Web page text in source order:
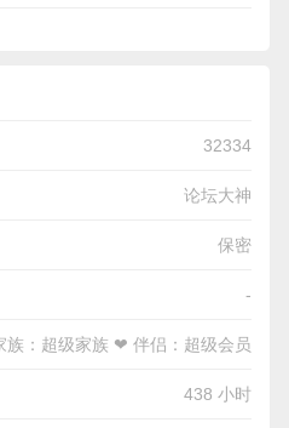
32334
论坛大神
保密
-
：超级家族 ❤ 伴侣：超级会员
438 小时